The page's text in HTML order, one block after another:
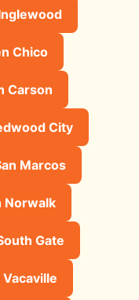
Chico
Carson
City
Marcos
Norwalk
Gate